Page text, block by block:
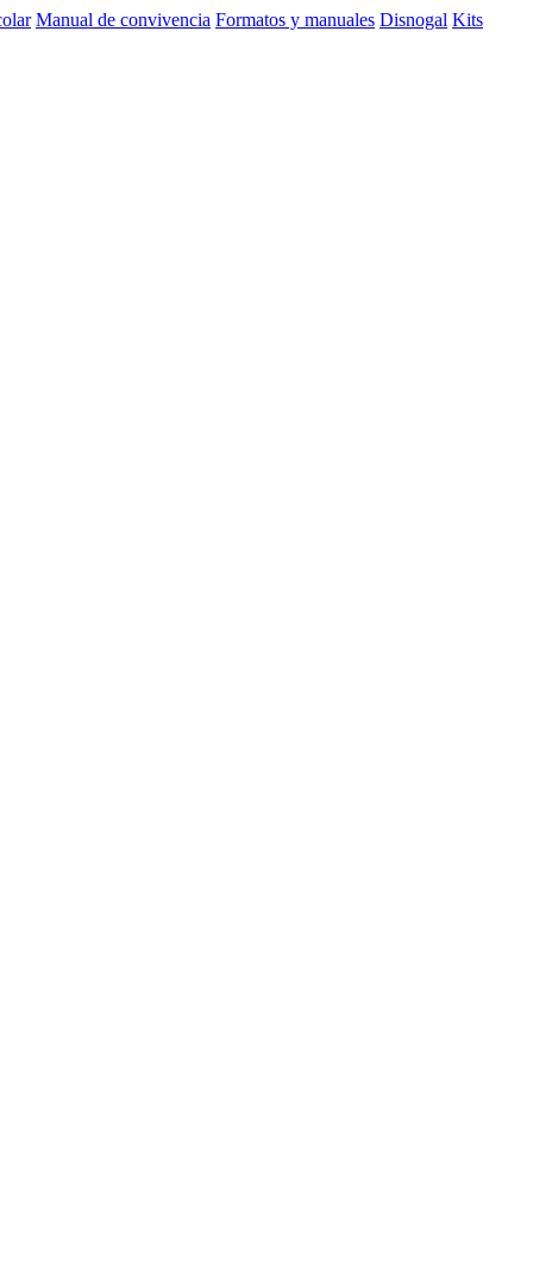
Manual de convivencia Formatos y manuales Disnogal Kits